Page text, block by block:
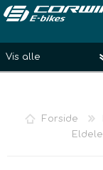
ØNSKELISTE
Forside
Eldele